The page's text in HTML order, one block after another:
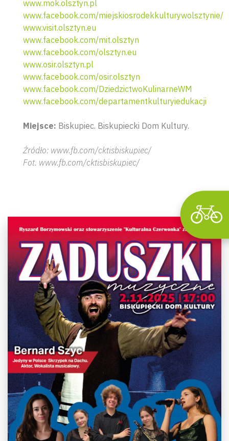
www.mok.olsztyn.pl
www.facebook.com/miejskiosrodekkulturywolsztynie/
www.visit.olsztyn.eu
www.facebook.com/mit.olsztyn
www.facebook.com/olsztyn.eu
www.osir.olsztyn.pl
www.facebook.com/osir.olsztyn
www.facebook.com/DziedzictwoKulinarneWM
www.facebook.com/departamentkulturyiedukacji
Miejsce: Biskupiec. Biskupiecki Dom Kultury.
Źródło: www.fb.com/cktisbiskupiec/
Fot. www.fb.com/cktisbiskupiec/